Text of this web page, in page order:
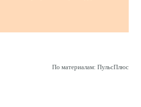
По материалам: ПульсПлюс